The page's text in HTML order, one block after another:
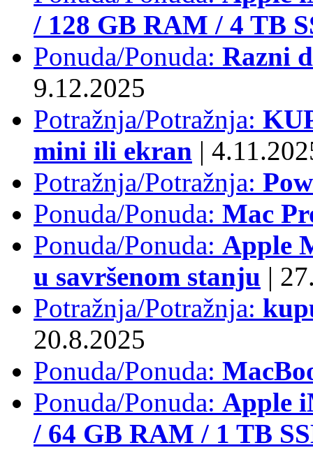
/ 128 GB RAM / 4 TB
Ponuda/Ponuda: Razni
9.12.2025
Potražnja/Potražnja:
mini ili ekran |
Potražnja/Potražnja:
Ponuda/Ponuda: Mac
Ponuda/Ponuda: Apple
u savršenom stanju |
Potražnja/Potražnja:
20.8.2025
Ponuda/Ponuda:
Ponuda/Ponuda: Apple
/ 64 GB RAM / 1 TB